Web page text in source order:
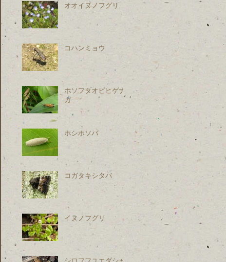
オオイヌノフグリ
コハンミョウ
ホソフタオビヒゲナ
ガ
ホシホソバ
コガタキシタバ
イヌノフグリ
シロフフユエダシャ